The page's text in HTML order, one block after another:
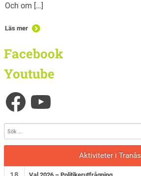
Och om […]
Läs mer
Facebook
Youtube
Aktiviteter i Tranås